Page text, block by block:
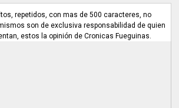
repetidos, con mas de 500 caracteres, no
son de exclusiva responsabilidad de quien
estos la opinión de Cronicas Fueguinas.